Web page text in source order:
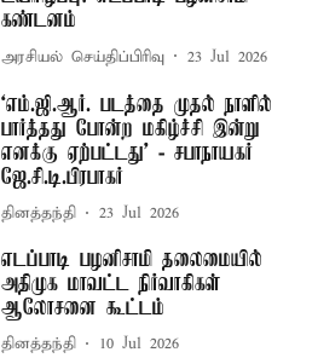
கண்டனம்
அரசியல் செய்திப்பிரிவு 23 Jul 2026
‘எம்.ஜி.ஆர். படத்தை முதல் நாளில்
பார்த்தது போன்ற மகிழ்ச்சி இன்று
எனக்கு ஏற்பட்டது’ - சபாநாயகர்
ஜே.சி.டி.பிரபாகர்
தினத்தந்தி 23 Jul 2026
எடப்பாடி பழனிசாமி தலைமையில்
அதிமுக மாவட்ட நிர்வாகிகள்
ஆலோசனை கூட்டம்
தினத்தந்தி 10 Jul 2026